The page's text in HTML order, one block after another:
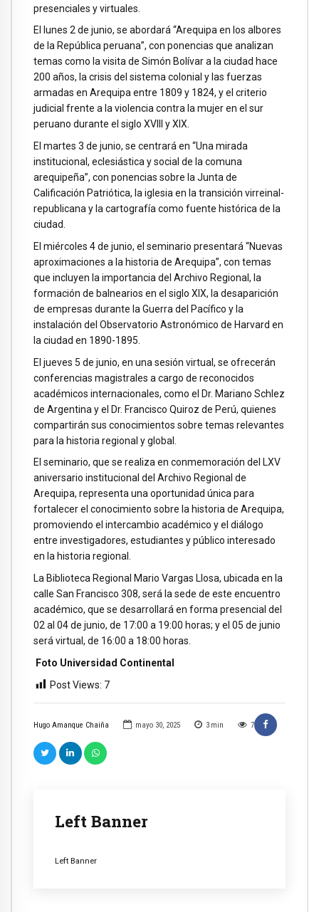
Hugo Amanque Chaiña mayo 30, 2025 3 min 7
Left Banner
Left Banner
presenciales y virtuales.
El lunes 2 de junio, se abordará “Arequipa en los albores
de la República peruana”, con ponencias que analizan
temas como la visita de Simón Bolívar a la ciudad hace
200 años, la crisis del sistema colonial y las fuerzas
armadas en Arequipa entre 1809 y 1824, y el criterio
judicial frente a la violencia contra la mujer en el sur
peruano durante el siglo XVIII y XIX.
El martes 3 de junio, se centrará en “Una mirada
institucional, eclesiástica y social de la comuna
arequipeña”, con ponencias sobre la Junta de
Calificación Patriótica, la iglesia en la transición virreinal-
republicana y la cartografía como fuente histórica de la
ciudad.
El miércoles 4 de junio, el seminario presentará “Nuevas
aproximaciones a la historia de Arequipa”, con temas
que incluyen la importancia del Archivo Regional, la
formación de balnearios en el siglo XIX, la desaparición
de empresas durante la Guerra del Pacífico y la
instalación del Observatorio Astronómico de Harvard en
la ciudad en 1890-1895.
El jueves 5 de junio, en una sesión virtual, se ofrecerán
conferencias magistrales a cargo de reconocidos
académicos internacionales, como el Dr. Mariano Schlez
de Argentina y el Dr. Francisco Quiroz de Perú, quienes
compartirán sus conocimientos sobre temas relevantes
para la historia regional y global.
El seminario, que se realiza en conmemoración del LXV
aniversario institucional del Archivo Regional de
Arequipa, representa una oportunidad única para
fortalecer el conocimiento sobre la historia de Arequipa,
promoviendo el intercambio académico y el diálogo
entre investigadores, estudiantes y público interesado
en la historia regional.
La Biblioteca Regional Mario Vargas Llosa, ubicada en la
calle San Francisco 308, será la sede de este encuentro
académico, que se desarrollará en forma presencial del
02 al 04 de junio, de 17:00 a 19:00 horas; y el 05 de junio
será virtual, de 16:00 a 18:00 horas.
Foto Universidad Continental
Post Views: 7